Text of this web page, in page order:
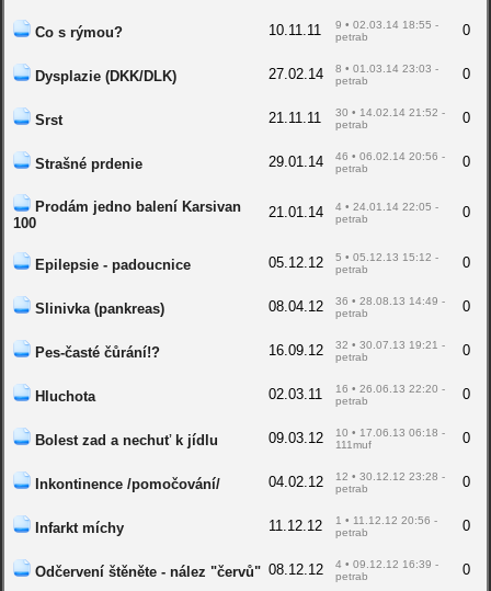
Co s rýmou? 10.11.11
9 • 02.03.14 18:55 -
petrab
0
Dysplazie (DKK/DLK) 27.02.14
8 • 01.03.14 23:03 -
petrab
0
Srst 21.11.11
30 • 14.02.14 21:52 -
petrab
0
Strašné prdenie 29.01.14
46 • 06.02.14 20:56 -
petrab
0
Prodám jedno balení Karsivan
100
21.01.14
4 • 24.01.14 22:05 -
petrab
0
Epilepsie - padoucnice 05.12.12
5 • 05.12.13 15:12 -
petrab
0
Slinivka (pankreas) 08.04.12
36 • 28.08.13 14:49 -
petrab
0
Pes-časté čůrání!? 16.09.12
32 • 30.07.13 19:21 -
petrab
0
Hluchota 02.03.11
16 • 26.06.13 22:20 -
petrab
0
Bolest zad a nechuť k jídlu 09.03.12
10 • 17.06.13 06:18 -
111muf
0
Inkontinence /pomočování/ 04.02.12
12 • 30.12.12 23:28 -
petrab
0
Infarkt míchy 11.12.12
1 • 11.12.12 20:56 -
petrab
0
Odčervení štěněte - nález "červů" 08.12.12
4 • 09.12.12 16:39 -
petrab
0